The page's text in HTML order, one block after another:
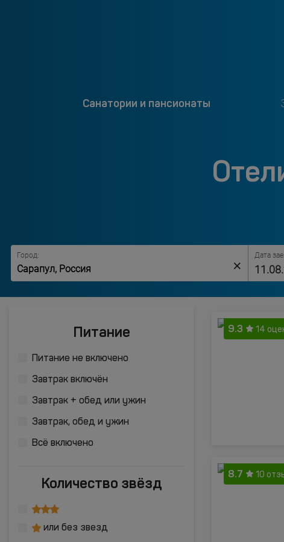
Санатории и пансионаты
Город:
×
Дата
Питание
Питание не включено
Завтрак включён
Завтрак + обед или ужин
Завтрак, обед и ужин
Всё включено
Количество звёзд
или без звезд
9.3 14
8.7 10